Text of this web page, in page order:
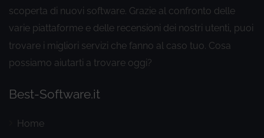
scoperta di nuovi software. Grazie al confronto delle
varie piattaforme e delle recensioni dei nostri utenti puoi
trovare i migliori servizi che fanno al caso tuo. Cosa
possiamo aiutarti a trovare oggi?
Best-Software.it
Home